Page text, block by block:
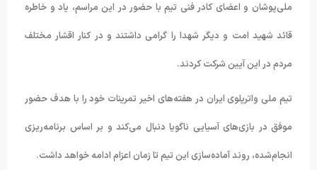
ملی‌پوشان و اعضای کادر فنی تیم با حضور در این مراسم، یاد و خاطره
قائد شهید امت و دیگر شهدا را گرامی داشتند و در کنار اقشار مختلف
مردم در این آیین شرکت کردند.
تیم ملی واترپلوی ایران در هفته‌های اخیر تمرینات خود را با هدف حضور
موفق در بازی‌های آسیایی ناگویا دنبال می‌کند و بر اساس برنامه‌ریزی
انجام‌شده، روند آماده‌سازی این تیم تا زمان اعزام ادامه خواهد داشت.